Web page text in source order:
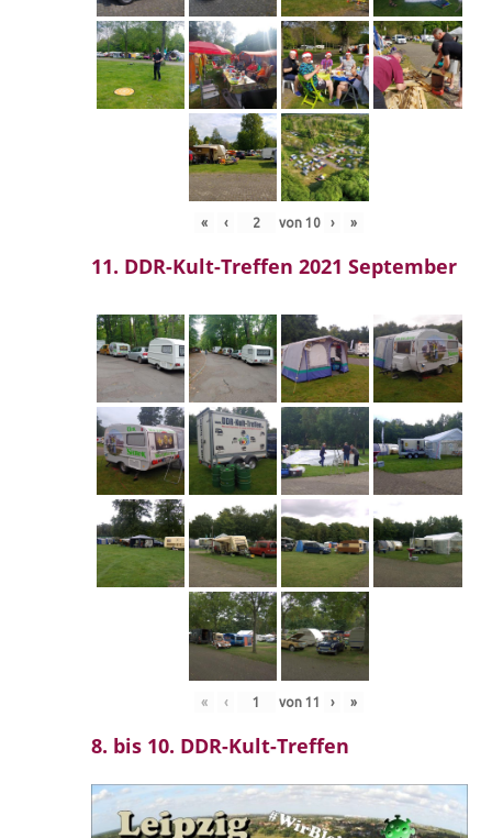
« ‹ von 10 › »
11. DDR-Kult-Treffen 2021 September
« ‹ von 11 › »
8. bis 10. DDR-Kult-Treffen